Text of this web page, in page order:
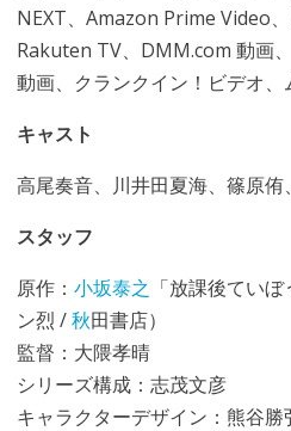
NEXT、Amazon Prime Video
Rakuten TV、DMM.com 動画
動画、クランクイン！ビデオ
キャスト
高尾奏音、川井田夏海、篠原侑
スタッフ
原作： 小坂泰之 「放課後てい
ン烈 /秋田書店）
監督：大隈孝晴
シリーズ構成：志茂文彦
キャラクターデザイン：熊谷勝